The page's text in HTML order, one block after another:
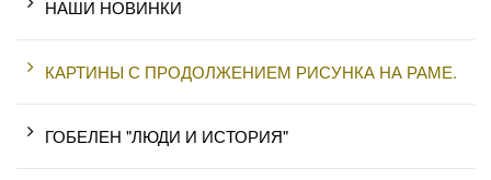
НАШИ НОВИНКИ
КАРТИНЫ С ПРОДОЛЖЕНИЕМ РИСУНКА НА РАМЕ.
ГОБЕЛЕН "ЛЮДИ И ИСТОРИЯ"